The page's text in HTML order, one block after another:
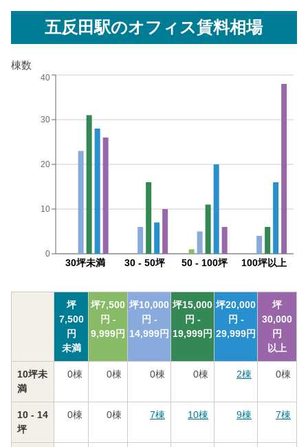
五反田駅のオフィス賃料相場
棟数
30坪未満 30 - 50坪 50 - 100坪 100坪以上
0
10
20
30
40
坪
7,500
円
未満
坪7,500
円 -
9,999円
坪10,000
円 -
14,999円
坪15,000
円 -
19,999円
坪20,000
円 -
29,999円
坪
30,000
円
以上
10坪未
満
0棟 0棟 0棟 0棟 2棟 0棟
10 - 14
坪
0棟 0棟 7棟 10棟 9棟 7棟